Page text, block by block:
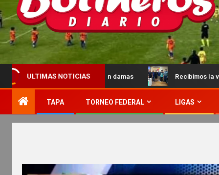
ULTIMAS NOTICIAS
en damas Recibimos la visita de protagonistas
TAPA TORNEO FEDERAL LIGAS